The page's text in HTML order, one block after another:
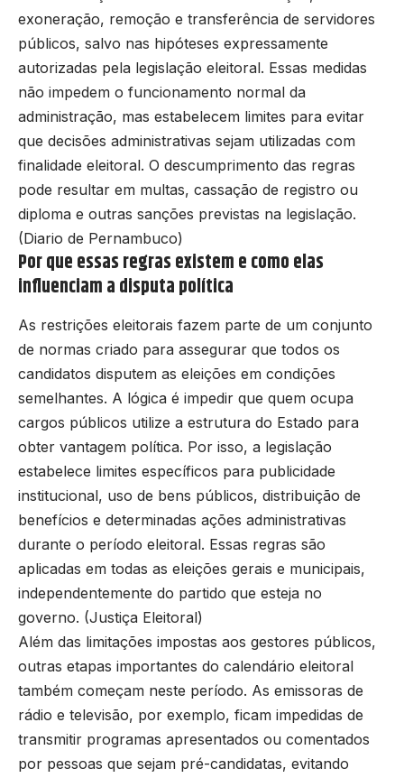
exoneração, remoção e transferência de servidores
públicos, salvo nas hipóteses expressamente
autorizadas pela legislação eleitoral. Essas medidas
não impedem o funcionamento normal da
administração, mas estabelecem limites para evitar
que decisões administrativas sejam utilizadas com
finalidade eleitoral. O descumprimento das regras
pode resultar em multas, cassação de registro ou
diploma e outras sanções previstas na legislação.
(Diario de Pernambuco)
Por que essas regras existem e como elas
influenciam a disputa política
As restrições eleitorais fazem parte de um conjunto
de normas criado para assegurar que todos os
candidatos disputem as eleições em condições
semelhantes. A lógica é impedir que quem ocupa
cargos públicos utilize a estrutura do Estado para
obter vantagem política. Por isso, a legislação
estabelece limites específicos para publicidade
institucional, uso de bens públicos, distribuição de
benefícios e determinadas ações administrativas
durante o período eleitoral. Essas regras são
aplicadas em todas as eleições gerais e municipais,
independentemente do partido que esteja no
governo. (Justiça Eleitoral)
Além das limitações impostas aos gestores públicos,
outras etapas importantes do calendário eleitoral
também começam neste período. As emissoras de
rádio e televisão, por exemplo, ficam impedidas de
transmitir programas apresentados ou comentados
por pessoas que sejam pré-candidatas, evitando